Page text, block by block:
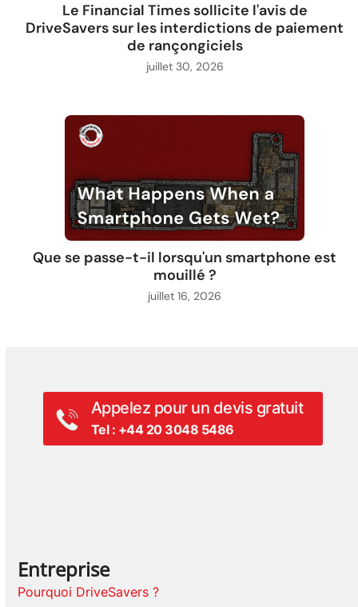
Le Financial Times sollicite l'avis de
DriveSavers sur les interdictions de paiement
de rançongiciels
juillet 30, 2026
Que se passe-t-il lorsqu'un smartphone est
mouillé ?
juillet 16, 2026
Appelez pour un devis gratuit
Tel : +44 20 3048 5486
Entreprise
Pourquoi DriveSavers ?